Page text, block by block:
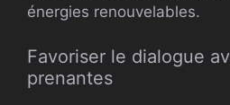
énergies renouvelables.
Favoriser le dialogue
prenantes